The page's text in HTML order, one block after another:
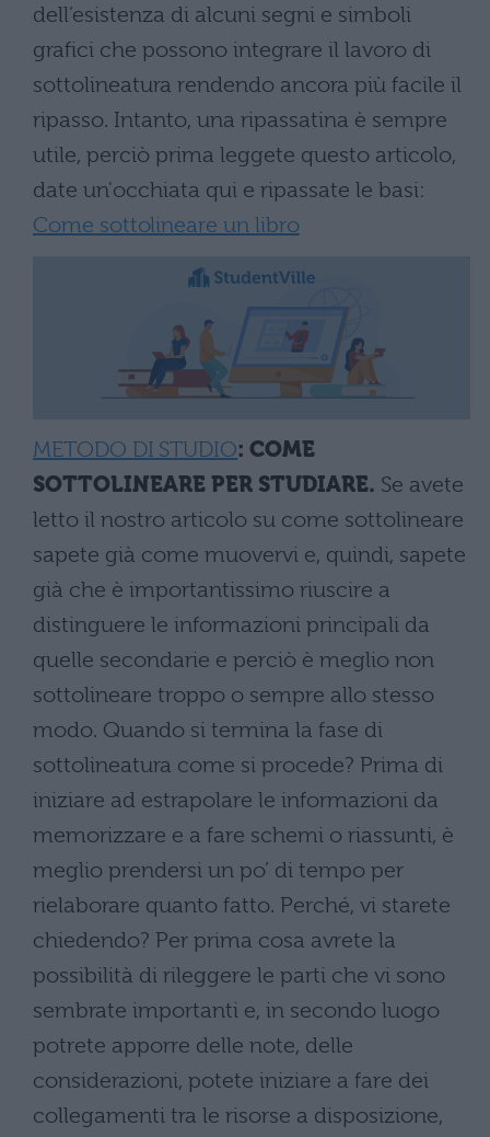
dell’esistenza di alcuni segni e simboli
grafici che possono integrare il lavoro di
sottolineatura rendendo ancora più facile il
ripasso. Intanto, una ripassatina è sempre
utile, perciò prima leggete questo articolo,
date un'occhiata qui e ripassate le basi:
Come sottolineare un libro
METODO DI STUDIO: COME
SOTTOLINEARE PER STUDIARE. Se avete
letto il nostro articolo su come sottolineare
sapete già come muovervi e, quindi, sapete
già che è importantissimo riuscire a
distinguere le informazioni principali da
quelle secondarie e perciò è meglio non
sottolineare troppo o sempre allo stesso
modo. Quando si termina la fase di
sottolineatura come si procede? Prima di
iniziare ad estrapolare le informazioni da
memorizzare e a fare schemi o riassunti, è
meglio prendersi un po’ di tempo per
rielaborare quanto fatto. Perché, vi starete
chiedendo? Per prima cosa avrete la
possibilità di rileggere le parti che vi sono
sembrate importanti e, in secondo luogo
potrete apporre delle note, delle
considerazioni, potete iniziare a fare dei
collegamenti tra le risorse a disposizione,